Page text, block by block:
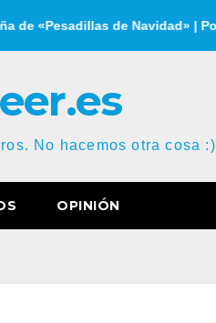
de Navidad» | Por
No hacemos otra cosa :)
OPINIÓN